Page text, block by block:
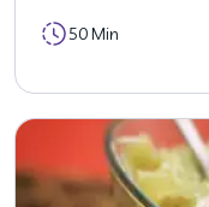
50 Min